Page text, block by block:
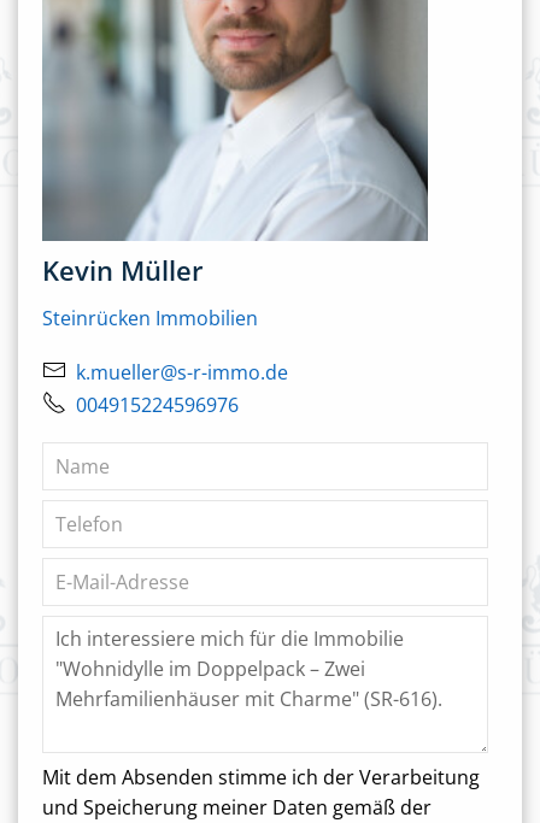
Kevin Müller
Steinrücken Immobilien
k.mueller@s-r-immo.de
004915224596976
Mit dem Absenden stimme ich der Verarbeitung
und Speicherung meiner Daten gemäß der